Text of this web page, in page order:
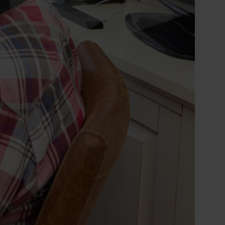
Ontdek onze zorgzoeker
Hulp nodig bij het
vinden van de
juiste zorg?
Direct contact